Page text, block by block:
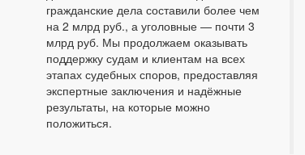
гражданские дела составили более чем
на 2 млрд руб., а уголовные — почти 3
млрд руб. Мы продолжаем оказывать
поддержку судам и клиентам на всех
этапах судебных споров, предоставляя
экспертные заключения и надёжные
результаты, на которые можно
положиться.